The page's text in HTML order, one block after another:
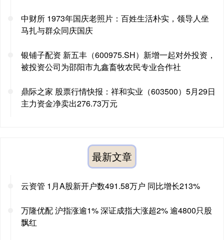
中财所 1973年国庆老照片：百姓生活朴实，领导人坐
马扎与群众同庆国庆
银铺子配资 新五丰（600975.SH）新增一起对外投资，
被投资公司为邵阳市九鑫畜牧农民专业合作社
鼎际之家 股票行情快报：祥和实业（603500）5月29日
主力资金净卖出276.73万元
最新文章
云资管 1月A股新开户数491.58万户 同比增长213%
万隆优配 沪指涨逾1% 深证成指大涨超2% 逾4800只股
飘红